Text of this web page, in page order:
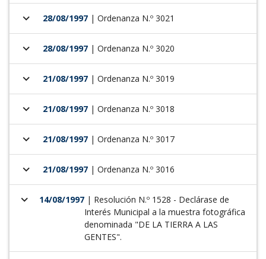
keyboard_arrow_down 28/08/1997 | Ordenanza N.º 3021
keyboard_arrow_down 28/08/1997 | Ordenanza N.º 3020
keyboard_arrow_down 21/08/1997 | Ordenanza N.º 3019
keyboard_arrow_down 21/08/1997 | Ordenanza N.º 3018
keyboard_arrow_down 21/08/1997 | Ordenanza N.º 3017
keyboard_arrow_down 21/08/1997 | Ordenanza N.º 3016
keyboard_arrow_down 14/08/1997 | Resolución N.º 1528 - Declárase de
Interés Municipal a la muestra fotográfica
denominada "DE LA TIERRA A LAS
GENTES".